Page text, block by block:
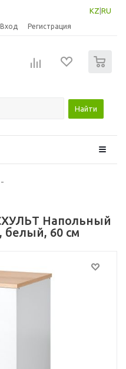
KZ RU
Вход Регистрация
Найти
-
Напольный
60 см